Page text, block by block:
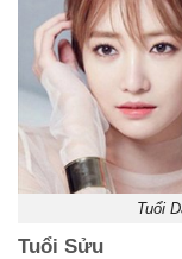
Tuổi
Tuổi Sửu